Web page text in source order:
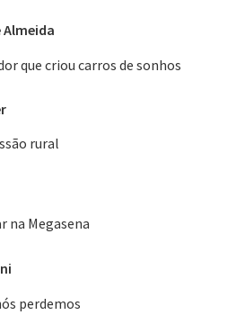
Almeida
que criou carros de sonhos
rural
na Megasena
perdemos